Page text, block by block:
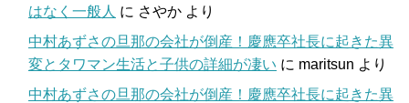
はなく一般人 に さやか より
中村あずさの旦那の会社が倒産！慶應卒社長に起きた異
変とタワマン生活と子供の詳細が凄い に maritsun より
中村あずさの旦那の会社が倒産！慶應卒社長に起きた異